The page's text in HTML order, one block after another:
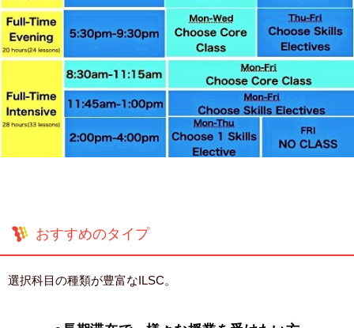
おすすめのタイプ
選択科目の種類が豊富なILSC。